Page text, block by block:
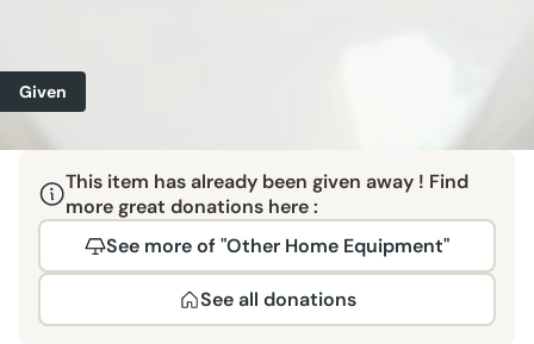
Given
This item has already been given away ! Find
more great donations here :
See more of "Other Home Equipment"
See all donations